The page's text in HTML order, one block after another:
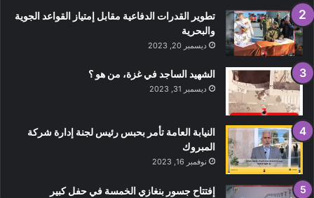
تطوير القدرات الدفاعية مقابل إمتياز القواعد الجوية
والبحرية
ديسمبر 20, 2023
الشهيد الساجد في غزة، من هو ؟
ديسمبر 31, 2023
النيابة العامة تأمر بحبس رئيس لجنة إدارة شركة
المبروك
نوفمبر 16, 2023
إفتتاح جسور بنغازي الخمسة في حفل كبير